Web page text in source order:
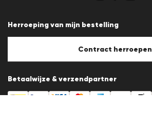
Afdruk
Cookiebeleid
Herroeping van mijn bestelling
Contract herroepen
Betaalwijze & verzendpartner